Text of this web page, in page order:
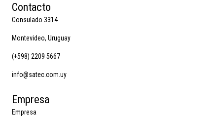
Contacto
Consulado 3314
Montevideo, Uruguay
(+598) 2209 5667
info@satec.com.uy
Empresa
Empresa